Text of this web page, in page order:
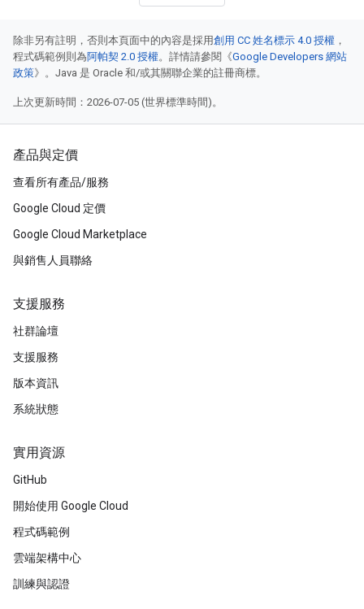
除非另有註明，否則本頁面中的內容是採用創用 CC 姓名標示 4.0 授權 ，
程式碼範例則為阿帕契 2.0 授權。詳情請參閱《Google Developers 網站
政策》。Java 是 Oracle 和/或其關聯企業的註冊商標。
上次更新時間：2026-07-05 (世界標準時間)。
產品與定價
查看所有產品/服務
Google Cloud 定價
Google Cloud Marketplace
與銷售人員聯絡
支援服務
社群論壇
支援服務
版本資訊
系統狀態
實用資源
GitHub
開始使用 Google Cloud
程式碼範例
雲端架構中心
訓練與認證